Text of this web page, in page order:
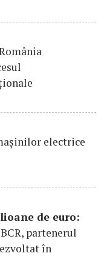
electrice
de euro:
partenerul
în